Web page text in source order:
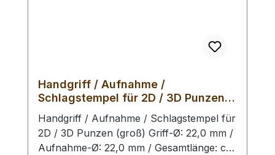
Handgriff / Aufnahme /
Schlagstempel für 2D / 3D Punzen
(groß)
Handgriff / Aufnahme / Schlagstempel für
2D / 3D Punzen (groß) Griff-Ø: 22,0 mm /
Aufnahme-Ø: 22,0 mm / Gesamtlänge: ca.